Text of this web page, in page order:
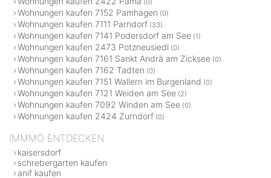
(0)
Wohnungen kaufen 7152 Pamhagen (0)
Wohnungen kaufen 7111 Parndorf (33)
Wohnungen kaufen 7141 Podersdorf am See (1)
Wohnungen kaufen 2473 Potzneusiedl (0)
Wohnungen kaufen 7161 Sankt Andrä am Zicksee (0)
Wohnungen kaufen 7162 Tadten (0)
Wohnungen kaufen 7151 Wallern im Burgenland (0)
Wohnungen kaufen 7121 Weiden am See (2)
Wohnungen kaufen 7092 Winden am See (0)
Wohnungen kaufen 2424 Zurndorf (0)
IMMMO ENTDECKEN
kaisersdorf
schrebergarten kaufen
anif kaufen